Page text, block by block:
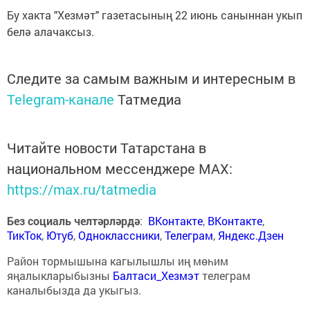
Бу хакта "Хезмәт" газетасының 22 июнь саныннан укып
белә алачаксыз.
Следите за самым важным и интересным в
Telegram-канале Татмедиа
Читайте новости Татарстана в
национальном мессенджере MАХ:
https://max.ru/tatmedia
Без социаль челтәрләрдә: ВКонтакте, ВКонтакте,
ТикТок, Ютуб,Одноклассники,Телеграм, Яндекс.Дзен
Район тормышына кагылышлы иң мөһим
яңалыкларыбызны Балтаси_Хезмэттелеграм
каналыбызда да укыгыз.